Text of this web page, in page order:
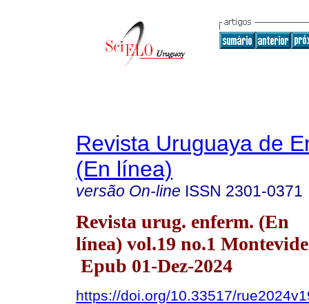
Revista Uruguaya de
(En línea)
versão On-line ISSN 2301-0371
Revista urug. enferm. (En
línea) vol.19 no.1
Epub 01-Dez-2024
https://doi.org/10.33517/